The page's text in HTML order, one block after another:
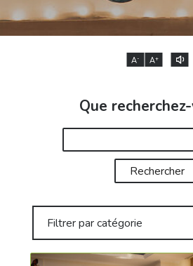
A- A+
Que
Filtrer par catégorie